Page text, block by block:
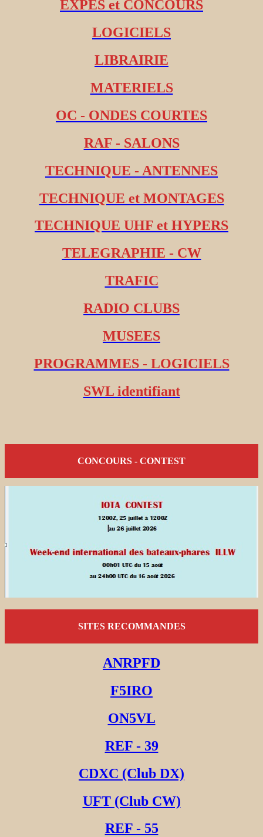
EXPES et CONCOURS
LOGICIELS
LIBRAIRIE
MATERIELS
OC - ONDES COURTES
RAF - SALONS
TECHNIQUE - ANTENNES
TECHNIQUE et MONTAGES
TECHNIQUE UHF et HYPERS
TELEGRAPHIE - CW
TRAFIC
RADIO CLUBS
MUSEES
PROGRAMMES - LOGICIELS
SWL identifiant
CONCOURS - CONTEST
SITES RECOMMANDES
ANRPFD
F5IRO
ON5VL
REF - 39
CDXC (Club DX)
UFT (Club CW)
REF - 55